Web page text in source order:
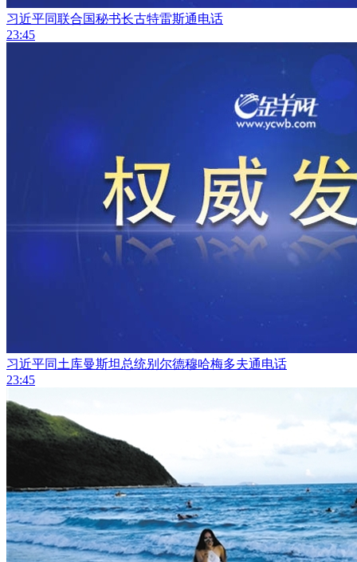
习近平同联合国秘书长古特雷斯通电话
23:45
习近平同土库曼斯坦总统别尔德穆哈梅多夫通电话
23:45